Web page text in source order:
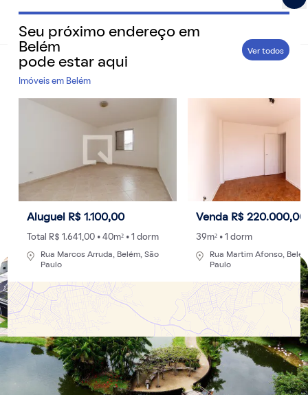
QuintoAndar Guias - Inspiração e tudo o que você
Home> Cidades
Parques em Belém: conheça as opções de
Veja quais os 5 principais parques para aproveitar os
dias ensolarados com a família e os amigos na capital
Paraense.
PorRedação- 06/02/2023 às 16:06
Atualizado: 30/08/2024 às 15:00
Seu próximo endereço em
Belém
pode estar aqui
Imóveis em Belém
Ver todos
Aluguel R$ 1.100,00
Total R$ 1.641,00 • 40m² • 1 dorm
Rua Marcos Arruda, Belém, São
Paulo
Venda R$ 220.000,00
39m² • 1 dorm
Rua Martim Afonso,
Paulo